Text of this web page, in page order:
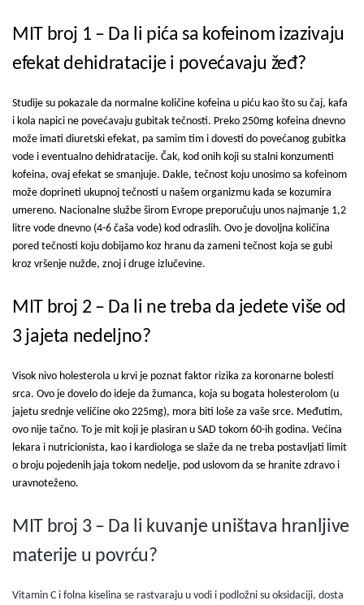
MIT broj 1 – Da li pića sa kofeinom izazivaju
efekat dehidratacije i povećavaju žeđ?
Studije su pokazale da normalne količine kofeina u piću kao što su čaj, kafa
i kola napici ne povećavaju gubitak tečnosti. Preko 250mg kofeina dnevno
može imati diuretski efekat, pa samim tim i dovesti do povećanog gubitka
vode i eventualno dehidratacije. Čak, kod onih koji su stalni konzumenti
kofeina, ovaj efekat se smanjuje. Dakle, tečnost koju unosimo sa kofeinom
može doprineti ukupnoj tečnosti u našem organizmu kada se kozumira
umereno. Nacionalne službe širom Evrope preporučuju unos najmanje 1,2
litre vode dnevno (4-6 čaša vode) kod odraslih. Ovo je dovoljna količina
pored tečnosti koju dobijamo koz hranu da zameni tečnost koja se gubi
kroz vršenje nužde, znoj i druge izlučevine.
MIT broj 2 – Da li ne treba da jedete više od
3 jajeta nedeljno?
Visok nivo holesterola u krvi je poznat faktor rizika za koronarne bolesti
srca. Ovo je dovelo do ideje da žumanca, koja su bogata holesterolom (u
jajetu srednje veličine oko 225mg), mora biti loše za vaše srce. Međutim,
ovo nije tačno. To je mit koji je plasiran u SAD tokom 60-ih godina. Većina
lekara i nutricionista, kao i kardiologa se slaže da ne treba postavljati limit
o broju pojedenih jaja tokom nedelje, pod uslovom da se hranite zdravo i
uravnoteženo.
MIT broj 3 – Da li kuvanje uništava hranljive
materije u povrću?
Vitamin C i folna kiselina se rastvaraju u vodi i podložni su oksidaciji, dosta